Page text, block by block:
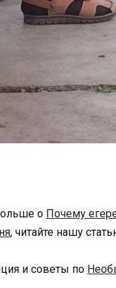
о Почему
, читайте нашу
и советы по